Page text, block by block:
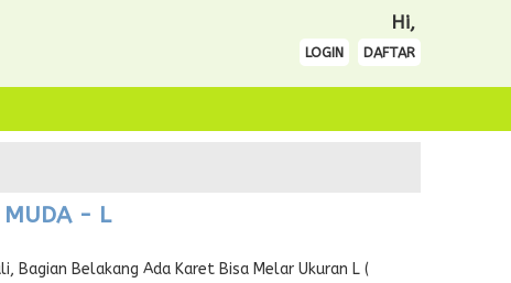
Hi,
LOGIN DAFTAR
MUDA - L
Bagian Belakang Ada Karet Bisa Melar Ukuran L (